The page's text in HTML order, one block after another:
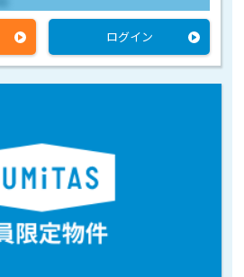
ログイン